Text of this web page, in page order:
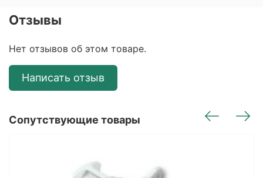
Отзывы
Нет отзывов об этом товаре.
Написать отзыв
Сопутствующие товары